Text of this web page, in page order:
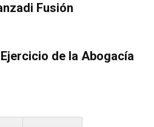
Fusión
de la Abogacía